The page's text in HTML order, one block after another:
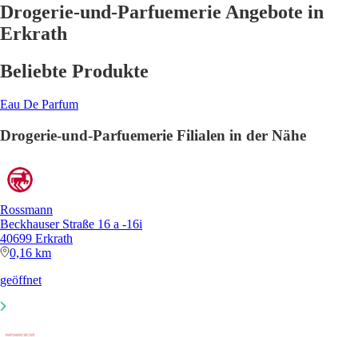
Drogerie-und-Parfuemerie Angebote in
Erkrath
Beliebte Produkte
Eau De Parfum
Drogerie-und-Parfuemerie Filialen in der Nähe
Rossmann
Beckhauser Straße 16 a -16i
40699 Erkrath
0,16 km
geöffnet